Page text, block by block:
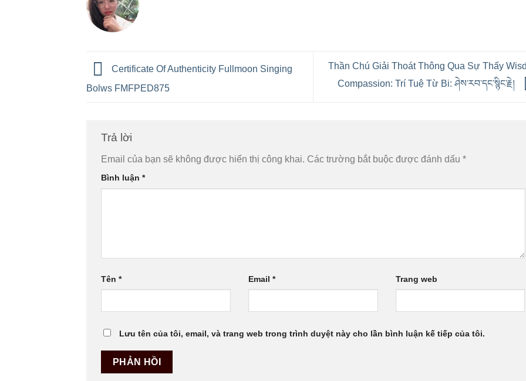
Certificate Of Authenticity Fullmoon Singing
Bolws FMFPED875
Thần Chú Giải Thoát Thông Qua Sự Thấy
Compassion: Trí Tuệ Từ Bi: ཤེས་རབ་དང་སྙིང་རྗེ།
Trả lời
Email của bạn sẽ không được hiển thị công khai. Các trường bắt buộc được đánh dấu *
Bình luận *
Tên * Email * Trang web
Lưu tên của tôi, email, và trang web trong trình duyệt này cho lần bình luận kế tiếp của tôi.